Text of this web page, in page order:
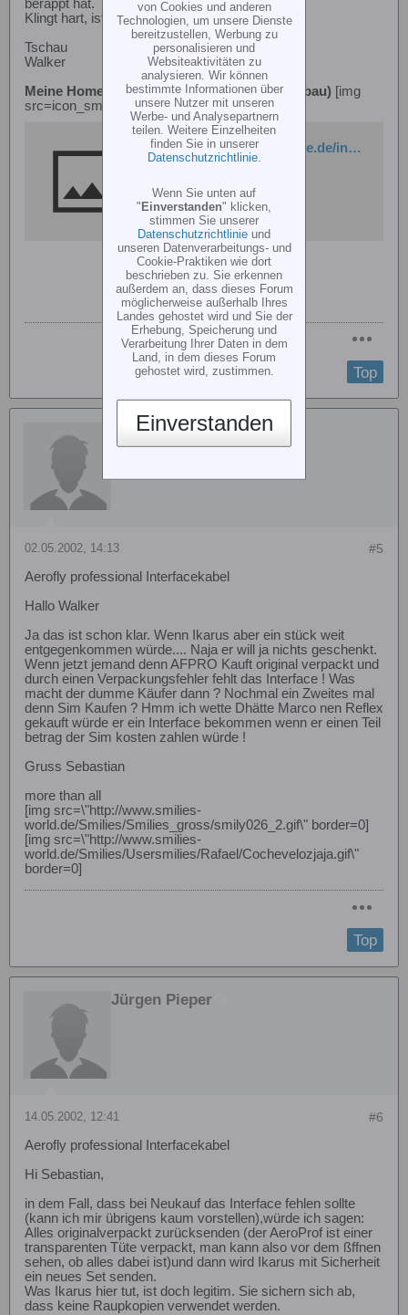
berappt hat.
Klingt hart, ist aber so.....
Tschau
Walker
Meine Homepage: (Schwerpunkt RC-Modellbau) [img
src=icon_smile.gif border=0 align=middle]
http://markus.xx.bei.t-online.de/index.html
Top
Gast
#5
02.05.2002, 14:13
Aerofly professional Interfacekabel
Hallo Walker
Ja das ist schon klar. Wenn Ikarus aber ein stück weit
entgegenkommen würde.... Naja er will ja nichts geschenkt.
Wenn jetzt jemand denn AFPRO Kauft original verpackt und
durch einen Verpackungsfehler fehlt das Interface ! Was
macht der dumme Käufer dann ? Nochmal ein Zweites mal
denn Sim Kaufen ? Hmm ich wette Dhätte Marco nen Reflex
gekauft würde er ein Interface bekommen wenn er einen Teil
betrag der Sim kosten zahlen würde !
Gruss Sebastian
more than all
[img src=\"http://www.smilies-
world.de/Smilies/Smilies_gross/smily026_2.gif\" border=0]
[img src=\"http://www.smilies-
world.de/Smilies/Usersmilies/Rafael/Cochevelozjaja.gif\"
border=0]
Top
Jürgen Pieper
#6
14.05.2002, 12:41
Aerofly professional Interfacekabel
Hi Sebastian,
in dem Fall, dass bei Neukauf das Interface fehlen sollte
(kann ich mir übrigens kaum vorstellen),würde ich sagen:
Alles originalverpackt zurücksenden (der AeroProf ist einer
transparenten Tüte verpackt, man kann also vor dem ßffnen
sehen, ob alles dabei ist)und dann wird Ikarus mit Sicherheit
ein neues Set senden.
Was Ikarus hier tut, ist doch legitim. Sie sichern sich ab,
dass keine Raupkopien verwendet werden.
von Cookies und anderen
Technologien, um unsere Dienste
bereitzustellen, Werbung zu
personalisieren und
Websiteaktivitäten zu
analysieren. Wir können
bestimmte Informationen über
unsere Nutzer mit unseren
Werbe- und Analysepartnern
teilen. Weitere Einzelheiten
finden Sie in unserer
Datenschutzrichtlinie.
Wenn Sie unten auf
"Einverstanden" klicken,
stimmen Sie unserer
Datenschutzrichtlinie und
unseren Datenverarbeitungs- und
Cookie-Praktiken wie dort
beschrieben zu. Sie erkennen
außerdem an, dass dieses Forum
möglicherweise außerhalb Ihres
Landes gehostet wird und Sie der
Erhebung, Speicherung und
Verarbeitung Ihrer Daten in dem
Land, in dem dieses Forum
gehostet wird, zustimmen.
Einverstanden